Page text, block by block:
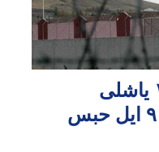
ایران محکمه‌سی ۱۸ یاشلی
آذربایجانلی شاگرده ۹ ایل حبس